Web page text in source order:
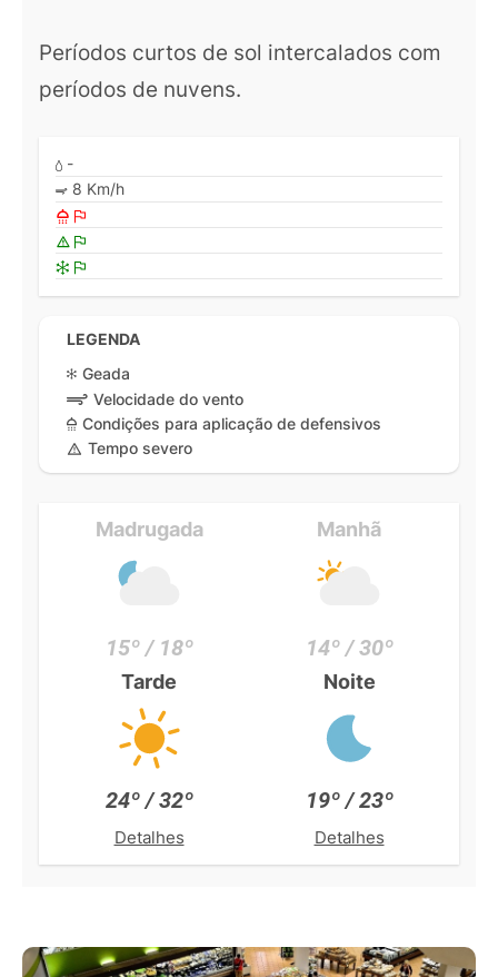
Períodos curtos de sol intercalados com
períodos de nuvens.
-
8 Km/h
LEGENDA
Geada
Velocidade do vento
Condições para aplicação de defensivos
Tempo severo
Madrugada
15º / 18º
Manhã
14º / 30º
Tarde
24º / 32º
Detalhes
Noite
19º / 23º
Detalhes